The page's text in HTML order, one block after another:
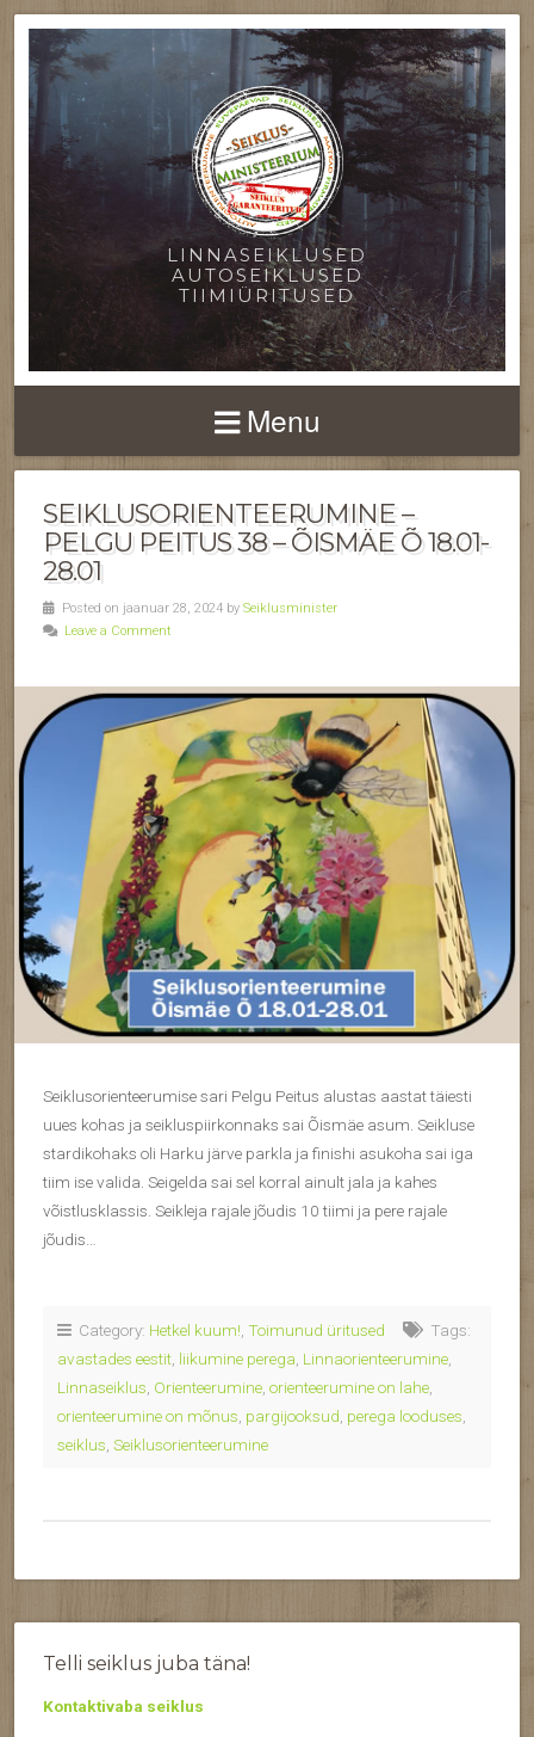
LINNASEIKLUSED
AUTOSEIKLUSED
TIIMIÜRITUSED
Menu
SEIKLUSORIENTEERUMINE –
PELGU PEITUS 38 – ÕISMÄE Õ 18.01-
28.01
Posted on jaanuar 28, 2024 by Seiklusminister
Leave a Comment
Seiklusorienteerumise sari Pelgu Peitus alustas aastat täiesti
uues kohas ja seikluspiirkonnaks sai Õismäe asum. Seikluse
stardikohaks oli Harku järve parkla ja finishi asukoha sai iga
tiim ise valida. Seigelda sai sel korral ainult jala ja kahes
võistlusklassis. Seikleja rajale jõudis 10 tiimi ja pere rajale
jõudis…
Category: Hetkel kuum! Toimunud üritused
Tags:
avastades eestit liikumine perega Linnaorienteerumine
Linnaseiklus Orienteerumine orienteerumine on lahe
orienteerumine on mõnus pargijooksud perega looduses
seiklus Seiklusorienteerumine
Telli seiklus juba täna!
Kontaktivaba seiklus